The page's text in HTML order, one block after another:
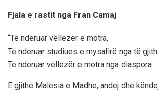
Fjala e rastit nga Fran Camaj
“Të nderuar vëllezër e motra,
Të nderuar studiues e mysafirë nga të
Të nderuar vëllezër e motra nga diaspora
E gjithë Malësia e Madhe, andej dhe